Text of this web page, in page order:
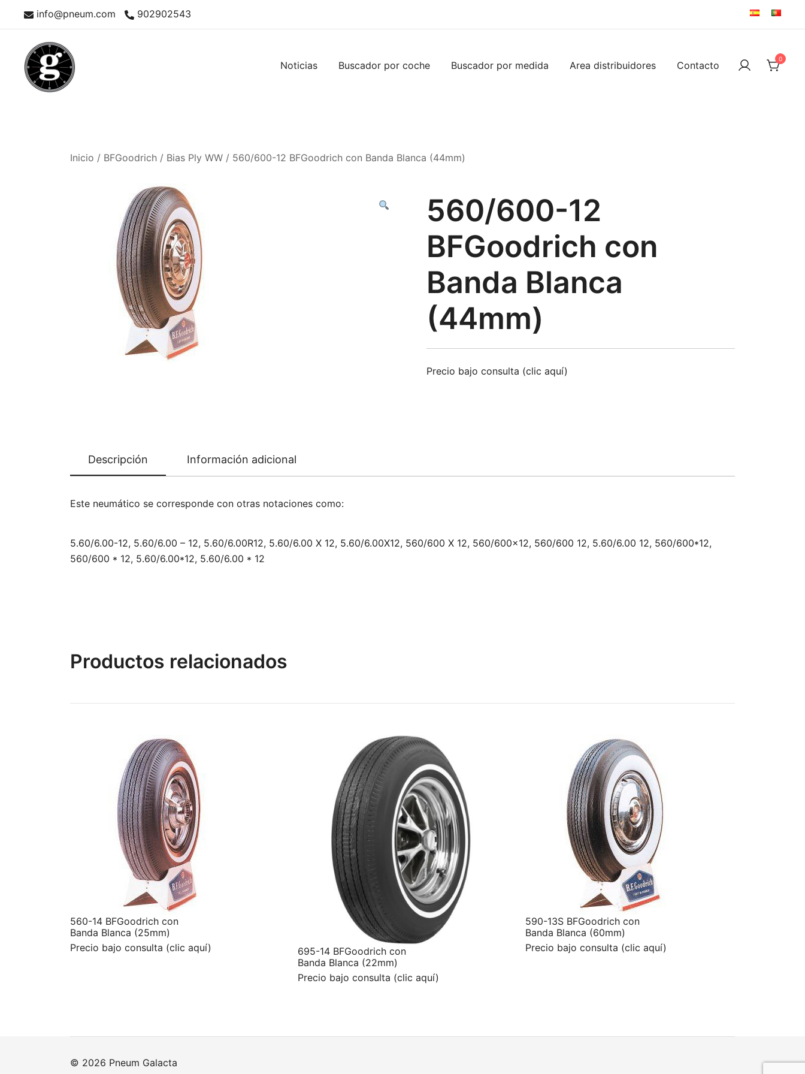
info@pneum.com 902902543
Noticias Buscador por coche Buscador por medida Area distribuidores Contacto
0
Inicio / BFGoodrich / Bias Ply WW / 560/600-12 BFGoodrich con Banda Blanca (44mm)
560/600-12
BFGoodrich con
Banda Blanca
(44mm)
Precio bajo consulta (clic aquí)
Descripción Información adicional
Este neumático se corresponde con otras notaciones como:
5.60/6.00-12, 5.60/6.00 – 12, 5.60/6.00R12, 5.60/6.00 X 12, 5.60/6.00X12, 560/600 X 12, 560/600×12, 560/600 12, 5.60/6.00 12, 560/600*12,
560/600 * 12, 5.60/6.00*12, 5.60/6.00 * 12
Productos relacionados
560-14 BFGoodrich con
Banda Blanca (25mm)
Precio bajo consulta (clic aquí)
695-14 BFGoodrich con
Banda Blanca (22mm)
Precio bajo consulta (clic aquí)
590-13S BFGoodrich con
Banda Blanca (60mm)
Precio bajo consulta (clic aquí)
© 2026 Pneum Galacta